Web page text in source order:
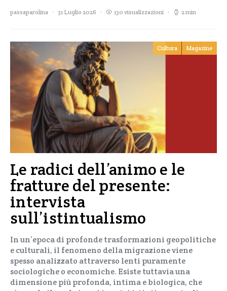
passaparolina 31 Luglio 2026 130 visualizzazioni 2 min
Cultura Magazine
Le radici dell’animo e le
fratture del presente:
intervista
sull’istintualismo
In un’epoca di profonde trasformazioni geopolitiche
e culturali, il fenomeno della migrazione viene
spesso analizzato attraverso lenti puramente
sociologiche o economiche. Esiste tuttavia una
dimensione più profonda, intima e biologica, che